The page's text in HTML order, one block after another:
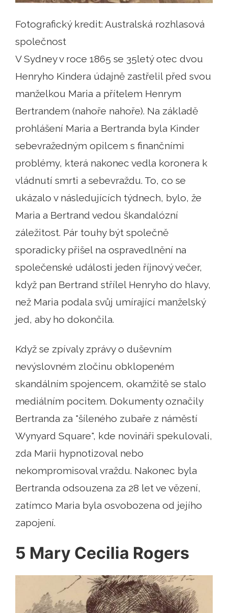
Fotografický kredit: Australská rozhlasová
společnost
V Sydney v roce 1865 se 35letý otec dvou
Henryho Kindera údajně zastřelil před svou
manželkou Maria a přítelem Henrym
Bertrandem (nahoře nahoře). Na základě
prohlášení Maria a Bertranda byla Kinder
sebevražedným opilcem s finančními
problémy, která nakonec vedla koronera k
vládnutí smrti a sebevraždu. To, co se
ukázalo v následujících týdnech, bylo, že
Maria a Bertrand vedou škandalózní
záležitost. Pár touhy být společně
sporadicky přišel na ospravedlnění na
společenské události jeden říjnový večer,
když pan Bertrand střílel Henryho do hlavy,
než Maria podala svůj umírající manželský
jed, aby ho dokončila.
Když se zpívaly zprávy o duševním
nevýslovném zločinu obklopeném
skandálním spojencem, okamžitě se stalo
mediálním pocitem. Dokumenty označily
Bertranda za "šíleného zubaře z náměstí
Wynyard Square", kde novináři spekulovali,
zda Marii hypnotizoval nebo
nekompromisoval vraždu. Nakonec byla
Bertranda odsouzena za 28 let ve vězení,
zatímco Maria byla osvobozena od jejího
zapojení.
5 Mary Cecilia Rogers